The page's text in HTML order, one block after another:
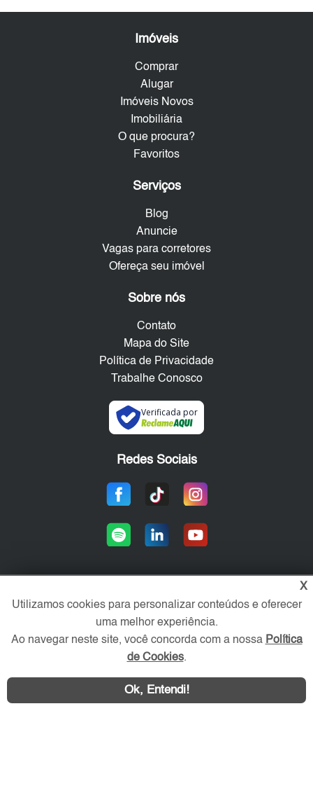
WhatsApp Contatar
Imóveis
Comprar
Alugar
Imóveis Novos
Imobiliária
O que procura?
Favoritos
Serviços
Blog
Anuncie
Vagas para corretores
Ofereça seu imóvel
Sobre nós
Contato
Mapa do Site
Política de Privacidade
Trabalhe Conosco
Verificada por
Redes Sociais
Área exclusiva aos anunciantes,
acesse sua conta:
X
Utilizamos cookies para personalizar conteúdos e oferecer
uma melhor experiência.
Ao navegar neste site, você concorda com a nossa Política
de Cookies.
Ok, Entendi!